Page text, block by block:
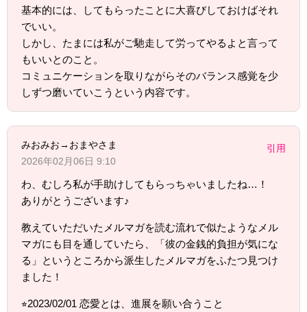
基本的には、してもらったことに大喜びしておけばそれ
でいい。
しかし、たまには私がご馳走して労ってやるよと言って
もいいとのこと。
コミュニケーションを取りながらそのバランス感覚を少
しずつ磨いていこうという内容です。
みおみお→おまやさま
2026年02月06日 9:10
引用
わ、むしろ私が手助けしてもらっちゃいましたね…！
ありがとうございます♪
教えていただいたメルマガを読む流れで似たようなメル
マガにも目を通していたら、「彼の金銭的負担が気にな
る」というところから派生したメルマガをふたつ見つけ
ました！
⭐︎2023/02/01 恋愛とは、進展を願い合うこと